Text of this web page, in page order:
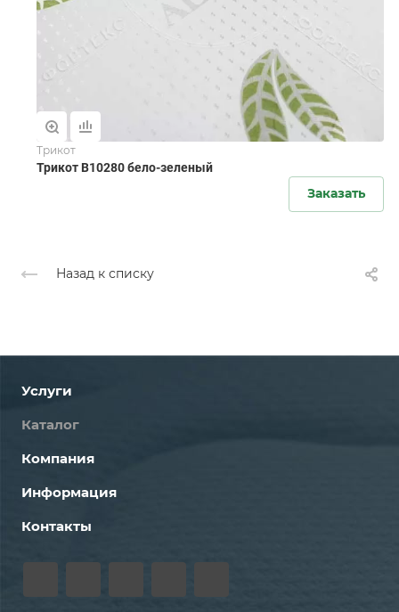
Трикот
Трикот B10280 бело-зеленый
Заказать
Назад к списку
Услуги
Каталог
Компания
Информация
Контакты